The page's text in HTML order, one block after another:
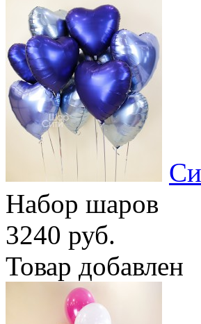
Набор шаров
3240 руб.
Товар добавлен